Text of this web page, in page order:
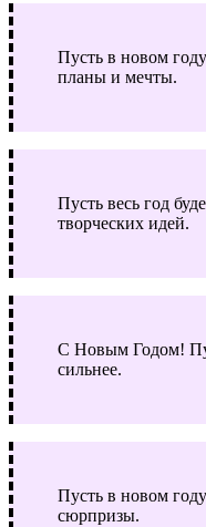
Пусть в новом
планы и мечты.
Пусть весь год
творческих идей.
С Новым Годом!
сильнее.
Пусть в новом
сюрпризы.